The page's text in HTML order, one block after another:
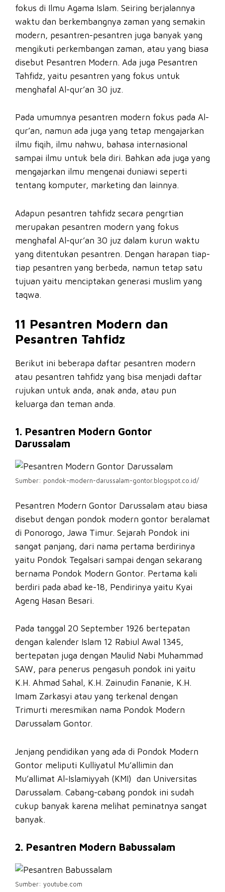
fokus di Ilmu Agama Islam. Seiring berjalannya
waktu dan berkembangnya zaman yang semakin
modern, pesantren-pesantren juga banyak yang
mengikuti perkembangan zaman, atau yang biasa
disebut Pesantren Modern. Ada juga Pesantren
Tahfidz, yaitu pesantren yang fokus untuk
menghafal Al-qur’an 30 juz.
Pada umumnya pesantren modern fokus pada Al-
qur’an, namun ada juga yang tetap mengajarkan
ilmu fiqih, ilmu nahwu, bahasa internasional
sampai ilmu untuk bela diri. Bahkan ada juga yang
mengajarkan ilmu mengenai duniawi seperti
tentang komputer, marketing dan lainnya.
Adapun pesantren tahfidz secara pengrtian
merupakan pesantren modern yang fokus
menghafal Al-qur’an 30 juz dalam kurun waktu
yang ditentukan pesantren. Dengan harapan tiap-
tiap pesantren yang berbeda, namun tetap satu
tujuan yaitu menciptakan generasi muslim yang
taqwa.
11 Pesantren Modern dan
Pesantren Tahfidz
Berikut ini beberapa daftar pesantren modern
atau pesantren tahfidz yang bisa menjadi daftar
rujukan untuk anda, anak anda, atau pun
keluarga dan teman anda.
1. Pesantren Modern Gontor
Darussalam
Sumber: pondok-modern-darussalam-gontor.blogspot.co.id/
Pesantren Modern Gontor Darussalam atau biasa
disebut dengan pondok modern gontor beralamat
di Ponorogo, Jawa Timur. Sejarah Pondok ini
sangat panjang, dari nama pertama berdirinya
yaitu Pondok Tegalsari sampai dengan sekarang
bernama Pondok Modern Gontor. Pertama kali
berdiri pada abad ke-18, Pendirinya yaitu Kyai
Ageng Hasan Besari.
Pada tanggal 20 September 1926 bertepatan
dengan kalender Islam 12 Rabiul Awal 1345,
bertepatan juga dengan Maulid Nabi Muhammad
SAW, para penerus pengasuh pondok ini yaitu
K.H. Ahmad Sahal, K.H. Zainudin Fananie, K.H.
Imam Zarkasyi atau yang terkenal dengan
Trimurti meresmikan nama Pondok Modern
Darussalam Gontor.
Jenjang pendidikan yang ada di Pondok Modern
Gontor meliputi Kulliyatul Mu’allimin dan
Mu’allimat Al-Islamiyyah (KMI) dan Universitas
Darussalam. Cabang-cabang pondok ini sudah
cukup banyak karena melihat peminatnya sangat
banyak.
2. Pesantren Modern Babussalam
Sumber: youtube.com